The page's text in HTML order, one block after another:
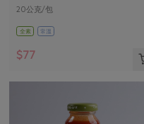
20公克/包
全素 常溫
$77